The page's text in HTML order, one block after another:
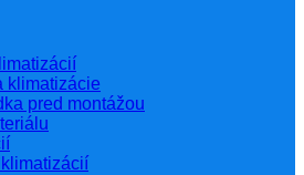
klimatizácie
pred montážou